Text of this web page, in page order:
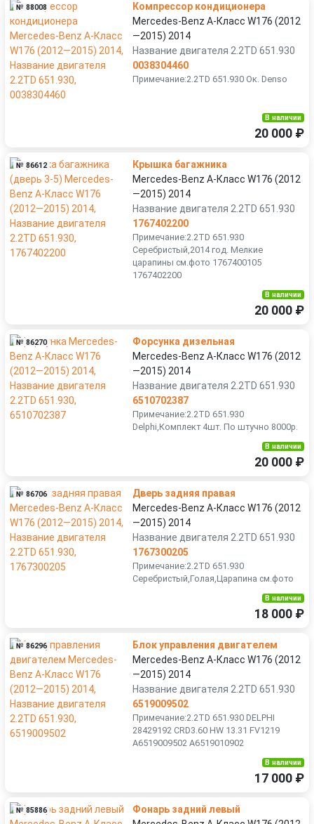
№ 88008
Компрессор кондиционера
Mercedes-Benz A-Класс W176 (2012
—2015) 2014
Название двигателя 2.2TD 651.930
0038304460
Примечание:2.2TD 651.930 Ок. Denso
В наличии
20 000 ₽
№ 86612
Крышка багажника
Mercedes-Benz A-Класс W176 (2012
—2015) 2014
Название двигателя 2.2TD 651.930
1767402200
Примечание:2.2TD 651.930
Серебристый,2014 год. Мелкие
царапины см.фото 1767400105
1767402200
В наличии
20 000 ₽
№ 86270
Форсунка дизельная
Mercedes-Benz A-Класс W176 (2012
—2015) 2014
Название двигателя 2.2TD 651.930
6510702387
Примечание:2.2TD 651.930
Delphi,Комплект 4шт. По штучно 8000р.
В наличии
20 000 ₽
№ 86706
Дверь задняя правая
Mercedes-Benz A-Класс W176 (2012
—2015) 2014
Название двигателя 2.2TD 651.930
1767300205
Примечание:2.2TD 651.930
Серебристый,Голая,Царапина см.фото
В наличии
18 000 ₽
№ 86296
Блок управления двигателем
Mercedes-Benz A-Класс W176 (2012
—2015) 2014
Название двигателя 2.2TD 651.930
6519009502
Примечание:2.2TD 651.930 DELPHI
28429192 CRD3.60 HW 13.31 FV1219
A6519009502 A6519010902
В наличии
17 000 ₽
№ 85886
Фонарь задний левый